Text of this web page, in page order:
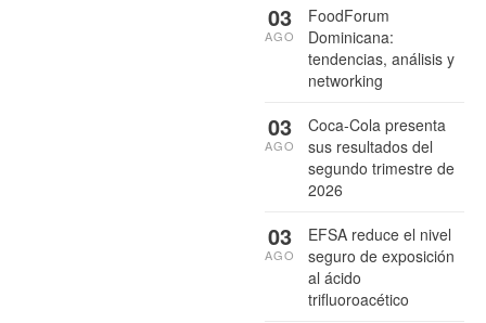
FoodForum
Dominicana:
tendencias, análisis y
networking
03
AGO
Coca-Cola presenta
sus resultados del
segundo trimestre de
2026
03
AGO
EFSA reduce el nivel
seguro de exposición
al ácido
trifluoroacético
03
AGO